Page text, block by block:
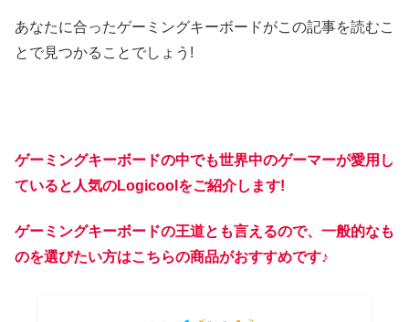
あなたに合ったゲーミングキーボードがこの記事を読むこ
とで見つかることでしょう!
ゲーミングキーボードの中でも世界中のゲーマーが愛用し
ていると人気のLogicoolをご紹介します!
ゲーミングキーボードの王道とも言えるので、一般的なも
のを選びたい方はこちらの商品がおすすめです♪